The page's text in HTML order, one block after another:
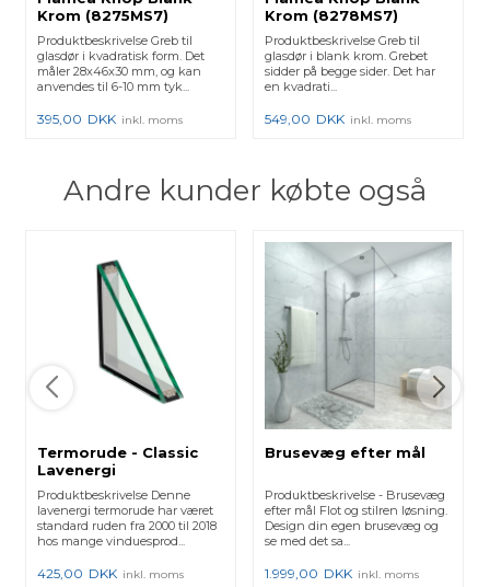
Krom (8275MS7)
Produktbeskrivelse Greb til
glasdør i kvadratisk form. Det
måler 28x46x30 mm, og kan
anvendes til 6-10 mm tyk...
395,00 DKK inkl. moms
Krom (8278MS7)
Produktbeskrivelse Greb til
glasdør i blank krom. Grebet
sidder på begge sider. Det har
en kvadrati...
549,00 DKK inkl. moms
Andre kunder købte også
Termorude - Classic
Lavenergi
Produktbeskrivelse Denne
lavenergi termorude har været
standard ruden fra 2000 til 2018
hos mange vinduesprod...
425,00 DKK inkl. moms
Brusevæg efter mål
Produktbeskrivelse - Brusevæg
efter mål Flot og stilren løsning.
Design din egen brusevæg og
se med det sa...
1.999,00 DKK inkl. moms